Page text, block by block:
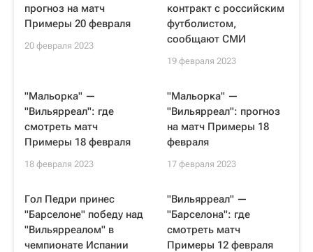
прогноз на матч
Примеры 20 февраля
20 февраля 2023
контракт с российским
футболистом,
сообщают СМИ
19 февраля 2023
"Мальорка" —
"Вильярреал": где
смотреть матч
Примеры 18 февраля
18 февраля 2023
"Мальорка" —
"Вильярреал": прогноз
на матч Примеры 18
февраля
17 февраля 2023
Гол Педри принес
"Барселоне" победу над
"Вильярреалом" в
чемпионате Испании
"Вильярреал" —
"Барселона": где
смотреть матч
Примеры 12 февраля